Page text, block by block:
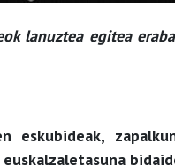
lanuztea egitea
eskubideak,